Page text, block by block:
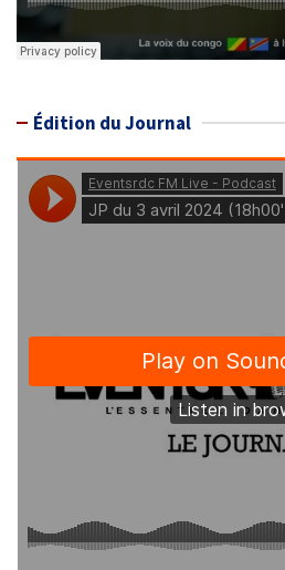
Édition du Journal